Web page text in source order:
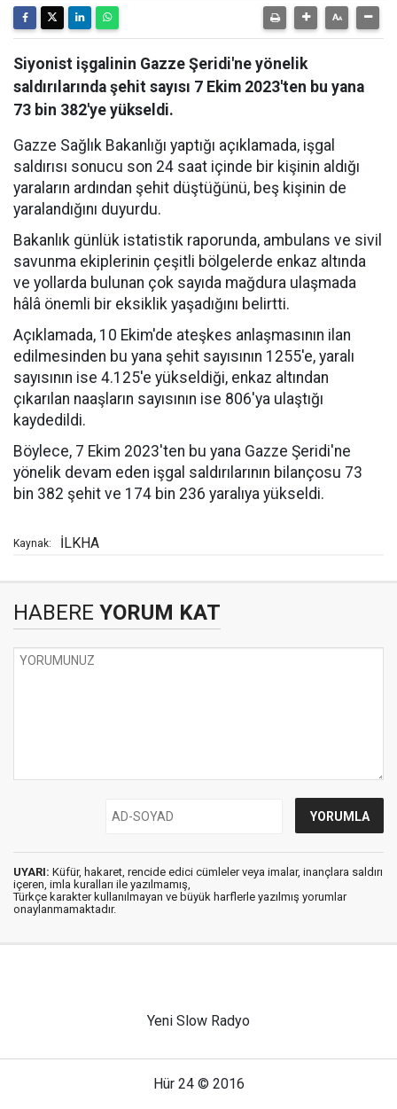
Siyonist işgalinin Gazze Şeridi'ne yönelik
saldırılarında şehit sayısı 7 Ekim 2023'ten bu yana
73 bin 382'ye yükseldi.
Gazze Sağlık Bakanlığı yaptığı açıklamada, işgal
saldırısı sonucu son 24 saat içinde bir kişinin aldığı
yaraların ardından şehit düştüğünü, beş kişinin de
yaralandığını duyurdu.
Bakanlık günlük istatistik raporunda, ambulans ve sivil
savunma ekiplerinin çeşitli bölgelerde enkaz altında
ve yollarda bulunan çok sayıda mağdura ulaşmada
hâlâ önemli bir eksiklik yaşadığını belirtti.
Açıklamada, 10 Ekim'de ateşkes anlaşmasının ilan
edilmesinden bu yana şehit sayısının 1255'e, yaralı
sayısının ise 4.125'e yükseldiği, enkaz altından
çıkarılan naaşların sayısının ise 806'ya ulaştığı
kaydedildi.
Böylece, 7 Ekim 2023'ten bu yana Gazze Şeridi'ne
yönelik devam eden işgal saldırılarının bilançosu 73
bin 382 şehit ve 174 bin 236 yaralıya yükseldi.
Kaynak: İLKHA
HABERE YORUM KAT
UYARI: Küfür, hakaret, rencide edici cümleler veya imalar, inançlara saldırı
içeren, imla kuralları ile yazılmamış,
Türkçe karakter kullanılmayan ve büyük harflerle yazılmış yorumlar
onaylanmamaktadır.
Yeni Slow Radyo
Hür 24 © 2016